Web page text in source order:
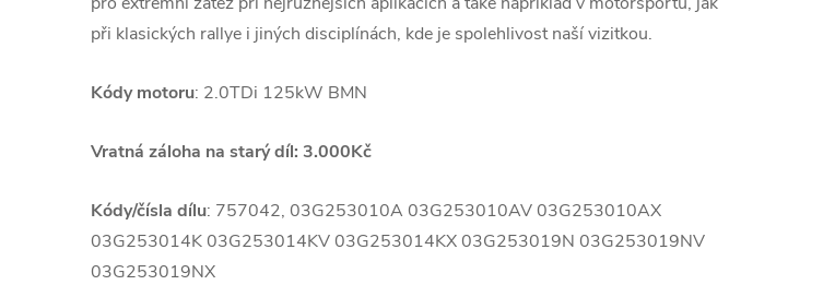
při klasických rallye i jiných disciplínách, kde je spolehlivost naší vizitkou.
Kódy motoru: 2.0TDi 125kW BMN
Vratná záloha na starý díl: 3.000Kč
Kódy/čísla dílu: 757042, 03G253010A 03G253010AV 03G253010AX
03G253014K 03G253014KV 03G253014KX 03G253019N 03G253019NV
03G253019NX